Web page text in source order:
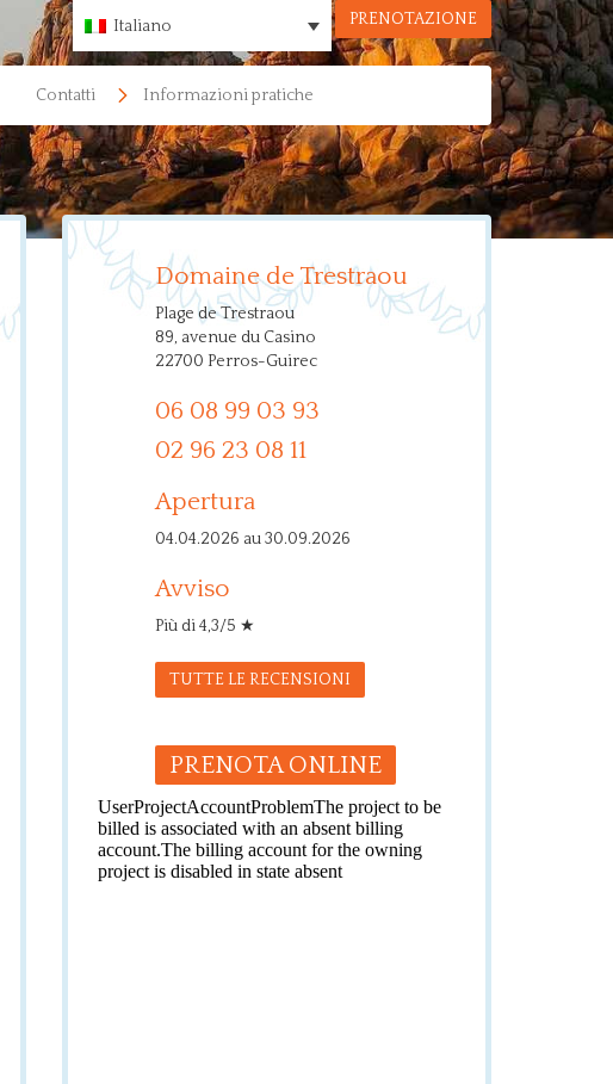
Italiano PRENOTAZIONE
Contatti Informazioni pratiche
Domaine de Trestraou
Plage de Trestraou
89, avenue du Casino
22700 Perros-Guirec
06 08 99 03 93
02 96 23 08 11
Apertura
04.04.2026 au 30.09.2026
Avviso
Più di 4,3/5 ★
TUTTE LE RECENSIONI
PRENOTA ONLINE